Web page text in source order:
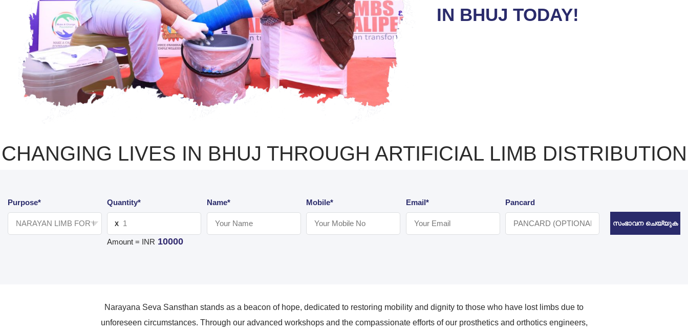
IN BHUJ TODAY!
CHANGING LIVES IN BHUJ THROUGH ARTIFICIAL LIMB DISTRIBUTION
Purpose* Quantity*
X
Amount = INR 10000
Name* Mobile* Email* Pancard
സംഭാവന ചെയ്യുക
Narayana Seva Sansthan stands as a beacon of hope, dedicated to restoring mobility and dignity to those who have lost limbs due to
unforeseen circumstances. Through our advanced workshops and the compassionate efforts of our prosthetics and orthotics engineers,